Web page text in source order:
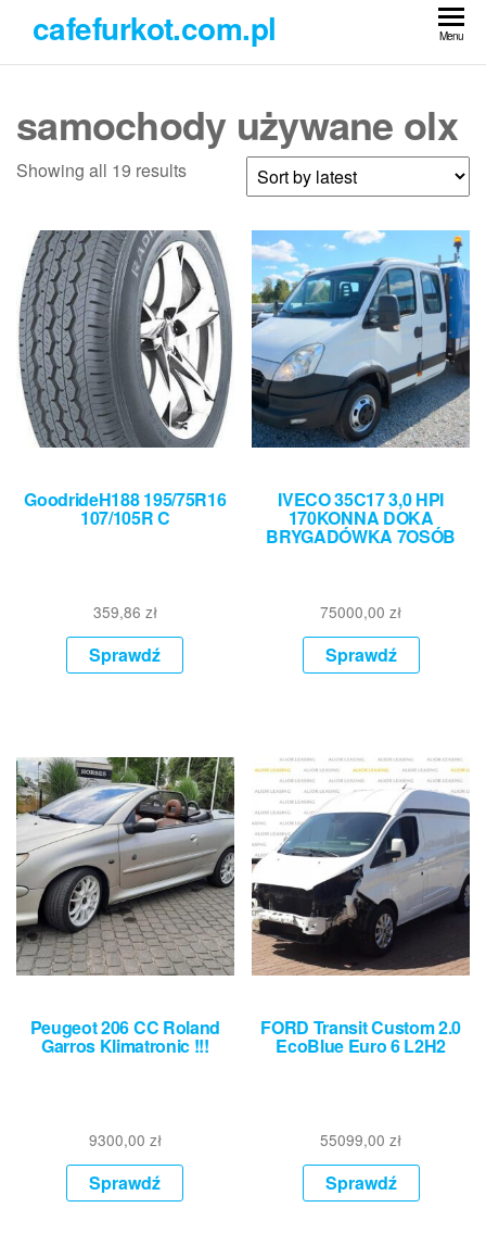
treści
cafefurkot.com.pl Menu
samochody używane olx
Showing all 19 results
GoodrideH188 195/75R16
107/105R C
359,86 zł
Sprawdź
IVECO 35C17 3,0 HPI
170KONNA DOKA
BRYGADÓWKA 7OSÓB
75000,00zł
Sprawdź
Peugeot 206 CC Roland
Garros Klimatronic !!!
9300,00 zł
Sprawdź
FORD Transit Custom 2.0
EcoBlue Euro 6 L2H2
55099,00zł
Sprawdź